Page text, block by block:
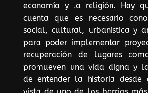
economía y la religión. Hay
cuenta que es necesario
social, cultural, urbanística y
para poder implementar
recuperación de lugares
promueven una vida digna y
de entender la historia desde
vista de uno de los barrios